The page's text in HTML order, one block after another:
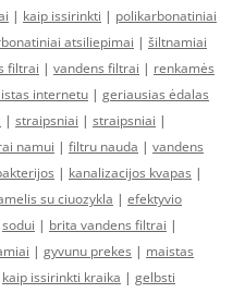
| kaip issirinkti | polikarbonatiniai
atsiliepimai | šiltnamiai
filtrai | vandens filtrai | renkamės
internetu | geriausias ėdalas
| straipsniai | straipsniai |
namui | filtru nauda | vandens
| kanalizacijos kvapas |
su ciuozykla | efektyvio
sodui | brita vandens filtrai |
| gyvunu prekes | maistas
kaip issirinkti kraika | gelbsti